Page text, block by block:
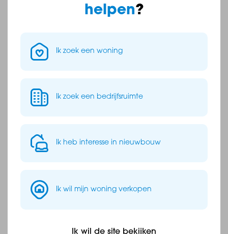
het
Informatie over hypotheken
helpen?
Ik zoek een woning
Ik zoek een bedrijfsruimte
Ik heb interesse in nieuwbouw
Ik wil mijn woning verkopen
Ik wil de site bekijken